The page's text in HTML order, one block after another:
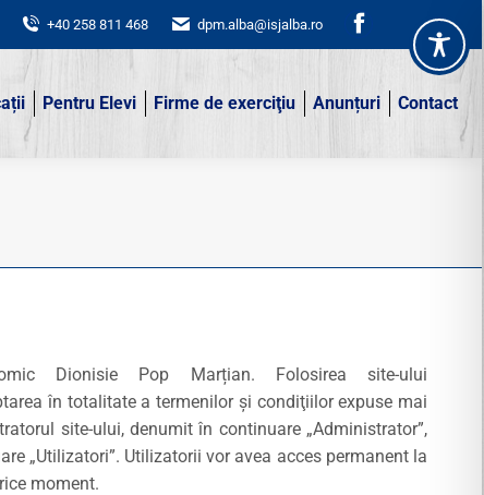
+40 258 811 468 dpm.alba@isjalba.ro
Facebook
opens
Pentru Elevi Firme de exerciţiu Anunțuri Contact
Dionisie Pop Marțian. Folosirea site-ului
în totalitate a termenilor şi condiţiilor expuse mai
site-ului, denumit în continuare „Administrator”,
„Utilizatori”. Utilizatorii vor avea acces permanent la
moment.
+40 258 811 468 dpm.alba@isjalba.ro
page
opens
Pentru Elevi Firme de exerciţiu Anunțuri Contact